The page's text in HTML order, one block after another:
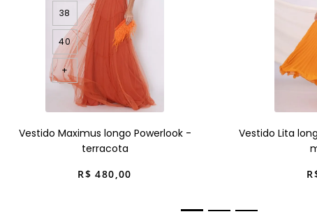
38
40
+
Vestido Maximus longo Powerlook -
terracota
R$ 480,00
Vestido Lita